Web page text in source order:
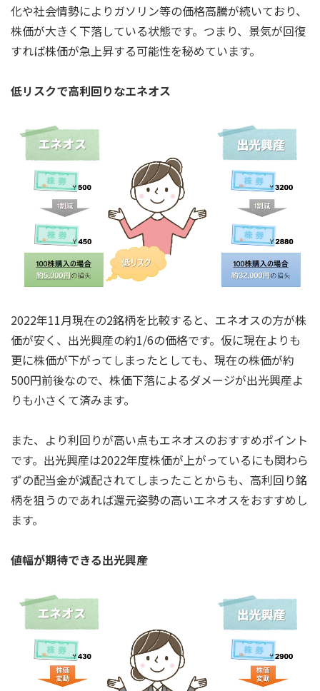
化や社会情勢によりガソリン等の価格高騰が続いており、
株価が大きく下落している状態です。つまり、景気が回復
すれば株価が急上昇する可能性を秘めています。
低リスクで高利回りなエネオス
2022年11月現在の2銘柄を比較すると、エネオスの方が株
価が安く、出光興産の約1/6の価格です。仮に現在よりも
更に株価が下がってしまったとしても、現在の株価が約
500円前後なので、株価下落によるダメージが出光興産よ
りも小さくて済みます。
また、より利回りが高い点もエネオスのおすすめポイント
です。出光興産は2022年度株価が上がっているにも関わら
ずの配当金が減配されてしまったことからも、高利回り銘
柄を狙うのであれば還元姿勢の高いエネオスをおすすめし
ます。
値幅が期待できる出光興産